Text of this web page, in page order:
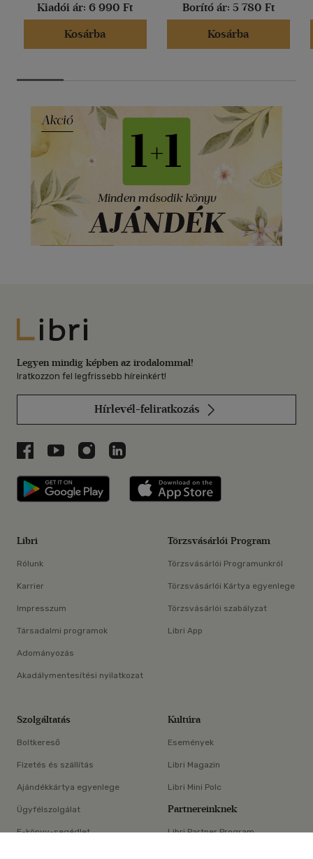
Kiadói ár: 6 990 Ft
Kosárba
Borító ár: 5 780 Ft
Kosárba
×
Libri
Legyen mindig képben az irodalommal!
Iratkozzon fel legfrissebb híreinkért!
Hírlevél-feliratkozás
Libri a Facebookon
Libri a Youtube-on
Libri az Instagramon
Libri a LinkedInen
Libri applikáció Szerezd meg: Google
Libri
Rólunk
Karrier
Impresszum
Társadalmi programok
Adományozás
Akadálymentesítési nyilatkozat
Törzsvásárlói Program
Törzsvásárlói Programunkról
Törzsvásárlói Kártya egyenlege
Törzsvásárlói szabályzat
Libri App
Szolgáltatás
Boltkereső
Fizetés és szállítás
Ajándékkártya egyenlege
Ügyfélszolgálat
E-könyv-segédlet
Kultúra
Események
Libri Magazin
Libri Mini Polc
Partnereinknek
Libri Partner Program